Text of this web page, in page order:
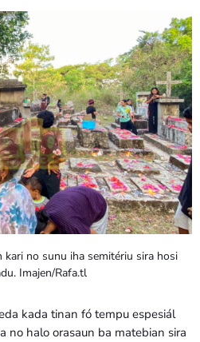
keyboard_arrow_down
no sunu iha semitériu sira hosi
Imajen/Rafa.tl
kada tinan fó tempu espesiál
no halo orasaun ba matebian sira